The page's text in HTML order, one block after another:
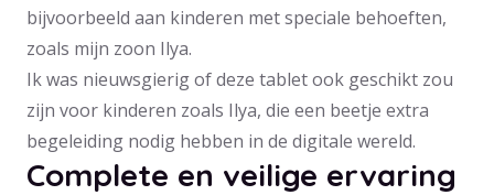
bijvoorbeeld aan kinderen met speciale behoeften,
zoals mijn zoon Ilya.
Ik was nieuwsgierig of deze tablet ook geschikt zou
zijn voor kinderen zoals Ilya, die een beetje extra
begeleiding nodig hebben in de digitale wereld.
Complete en veilige ervaring